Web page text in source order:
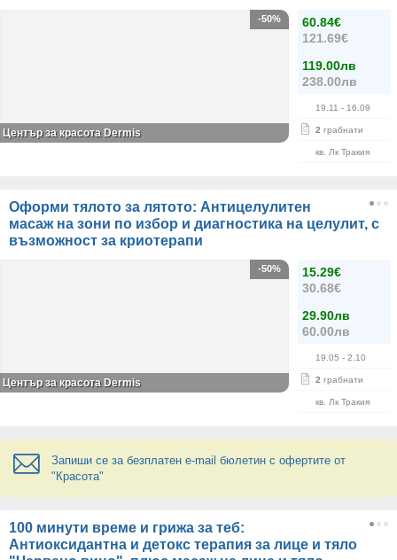
60.84€
121.69€
119.00лв
238.00лв
19.11 - 16.09
2 грабнати
кв. Лк Тракия
-50%
Център за красота Dermis
Оформи тялото за лятото: Антицелулитен
масаж на зони по избор и диагностика на целулит, с
възможност за криотерапи
15.29€
30.68€
29.90лв
60.00лв
19.05 - 2.10
2 грабнати
кв. Лк Тракия
-50%
Център за красота Dermis
Запиши се за безплатен e-mail бюлетин с офертите от
"Красота"
100 минути време и грижа за теб:
Антиоксидантна и детокс терапия за лице и тяло